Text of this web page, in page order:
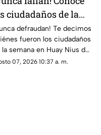
ciudadaños de la
del 3 al 9 de
de 2026 en Huay
defraudan! Te decimos
fueron los ciudadaños
la semana en Huay Nius del
9 de agosto de 2026.
07, 2026 10:37 a. m.